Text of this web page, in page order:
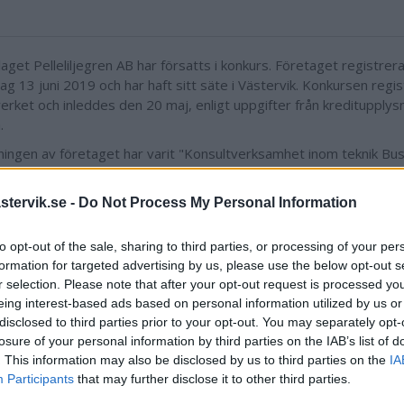
- Do Not Process My Personal Information
opt-out of the sale, sharing to third parties, or processing of your
for targeted advertising by us, please use the below opt-out
selection. Please note that after your opt-out request is processed
interest-based ads based on personal information utilized by us
to third parties prior to your opt-out. You may separately
of your personal information by third parties on the IAB’s list of
This information may also be disclosed by us to third parties on the
Participants that may further disclose it to other third parties.
Pelleliljegren AB har försatts i konkurs. Företaget
13 juni 2019 och har haft sitt säte i Västervik. Konkursen
och inleddes den 20 maj, enligt uppgifter från
av företaget har varit "Konsultverksamhet inom teknik
Researrangör." och företaget har haft ett aktiekapital
två personer suttit i företagets ledning.
används för att täcka dess skulder. Det är möjligt att ett
ansöker om konkurs eller att en fordringsägare begär det.
ansökan och beslutar om att sätta bolaget i konkurs. I detta
en konkursförvaltare för att hantera hela processen. Den
redovisar framstegen till tingsrätten, som avslutar
bolaget.Länk till Bolagsverket